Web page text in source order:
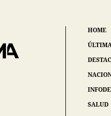
HOME
SALUD